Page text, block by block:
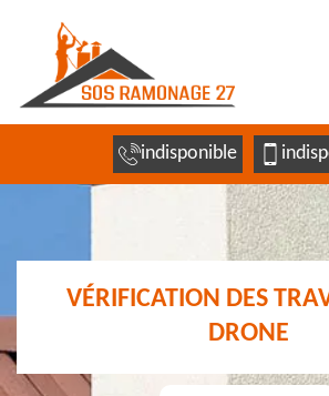
indisponible
VÉRIFICATION DES
DRONE